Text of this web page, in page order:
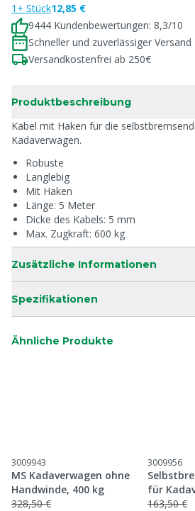
1+ Stück12,85 €
9444 Kundenbewertungen: 8,3/10
Schneller und zuverlässiger Versand
Versandkostenfrei ab 250€
Produktbeschreibung
Kabel mit Haken für die
Kadaverwagen.
Robuste
Langlebig
Mit Haken
Länge: 5 Meter
Dicke des Kabels: 5 mm
Max. Zugkraft: 600 kg
Zusätzliche Informationen
Spezifikationen
Ähnliche Produkte
3009943
MS Kadaverwagen ohne
Handwinde, 400 kg
328,50 €
3009956
für
163,50 €